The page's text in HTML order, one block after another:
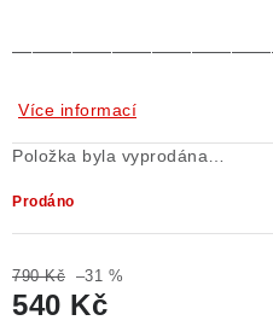
Více informací
Položka byla vyprodána…
Prodáno
790 Kč –31 %
540 Kč